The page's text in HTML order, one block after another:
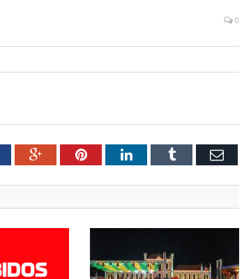
0
Google+PinterestLinkedInTumblr Email